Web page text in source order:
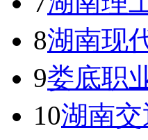
8湖南现
9娄底职
10湖南